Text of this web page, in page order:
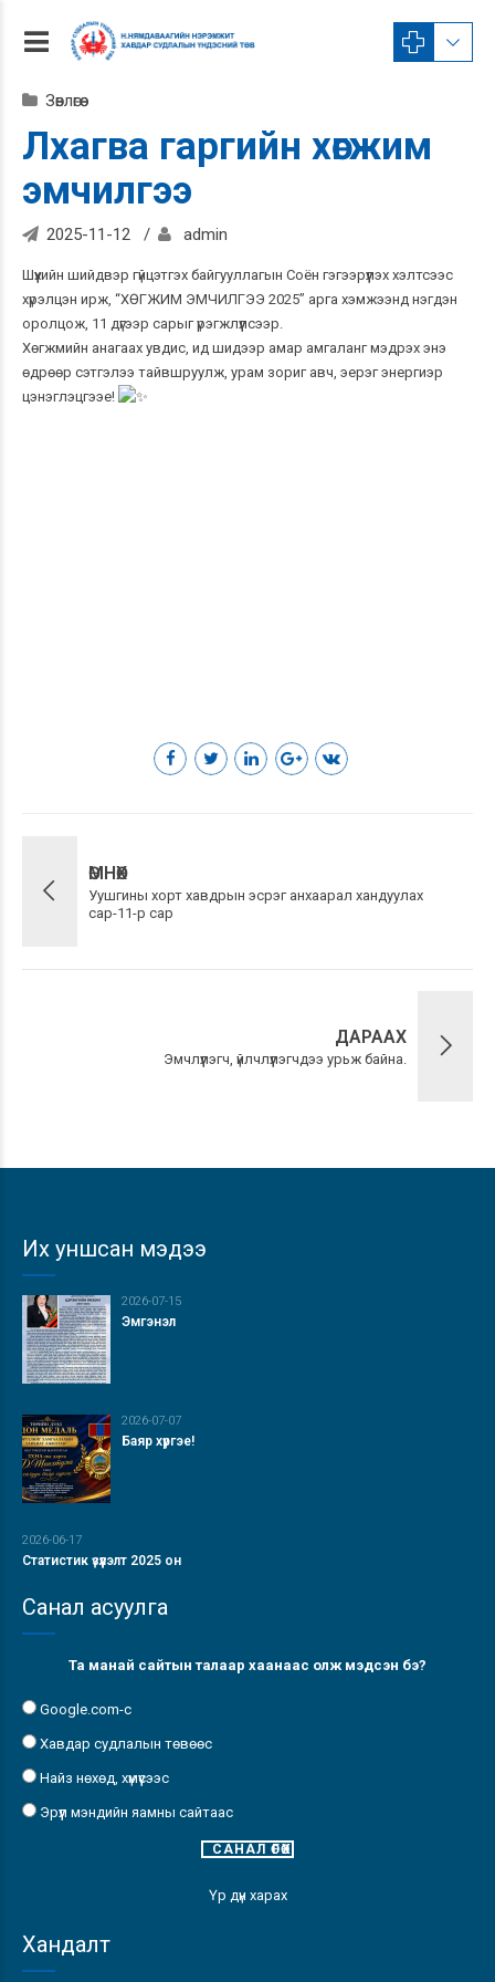
Зөвлөгөө
Лхагва гаргийн хөгжим
эмчилгээ
2025-11-12 admin
Шүүхийн шийдвэр гүйцэтгэх байгууллагын Соён гэгээрүүлэх хэлтсээс
хүрэлцэн ирж, “ХӨГЖИМ ЭМЧИЛГЭЭ 2025” арга хэмжээнд нэгдэн
оролцож, 11 дүгээр сарыг үрэгжлүүлсээр.
Хөгжмийн анагаах увдис, ид шидээр амар амгаланг мэдрэх энэ
өдрөөр сэтгэлээ тайвшруулж, урам зориг авч, эерэг энергиэр
цэнэглэцгээе!
ӨМНӨХ
Уушгины хорт хавдрын эсрэг анхаарал хандуулах
сар-11-р сар
ДАРААХ
Эмчлүүлэгч, үйлчлүүлэгчдээ урьж байна.
Их уншсан мэдээ
2026-07-15
Эмгэнэл
2026-07-07
Баяр хүргэе!
2026-06-17
Статистик үзүүлэлт 2025 он
Санал асуулга
Та манай сайтын талаар хаанаас олж мэдсэн бэ?
Google.com-с
Хавдар судлалын төвөөс
Найз нөхөд, хүмүүсээс
Эрүүл мэндийн яамны сайтаас
Үр дүн харах
Хандалт